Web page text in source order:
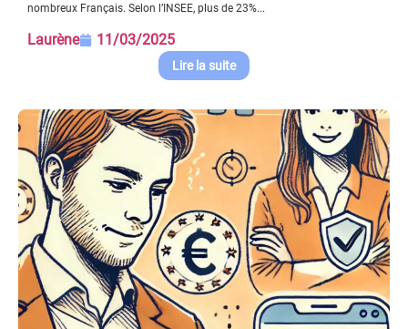
nombreux Français. Selon l’INSEE, plus de 23%...
Laurène 11/03/2025
Lire la suite